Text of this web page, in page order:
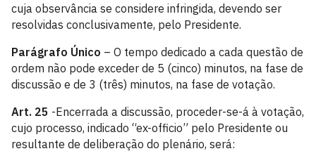
cuja observância se considere infringida, devendo ser
resolvidas conclusivamente, pelo Presidente.
Parágrafo Único – O tempo dedicado a cada questão de
ordem não pode exceder de 5 (cinco) minutos, na fase de
discussão e de 3 (três) minutos, na fase de votação.
Art. 25 -Encerrada a discussão, proceder-se-á à votação,
cujo processo, indicado “ex-officio” pelo Presidente ou
resultante de deliberação do plenário, será: